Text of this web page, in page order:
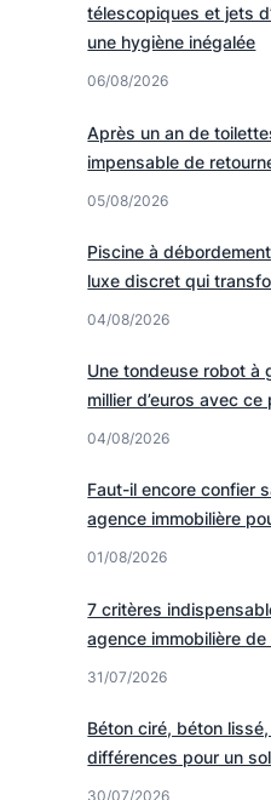
télescopiques et jets
une hygiène inégalée
06/08/2026
Après un an de
impensable de
05/08/2026
Piscine à
luxe discret qui
04/08/2026
Une tondeuse robot à
millier d’euros avec
04/08/2026
Faut-il encore confier
agence immobilière
01/08/2026
7 critères
agence immobilière
31/07/2026
Béton ciré, béton
différences pour un
30/07/2026